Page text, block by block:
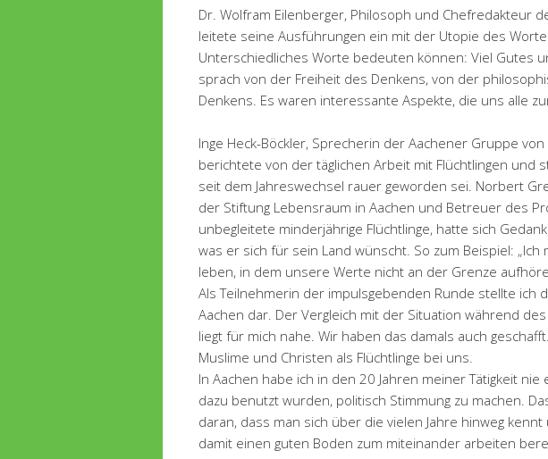
Dr. Wolfram Eilenberger, Philosoph und Chefredakteur
leitete seine Ausführungen ein mit der Utopie des
Unterschiedliches Worte bedeuten können: Viel Gutes
sprach von der Freiheit des Denkens, von der
Denkens. Es waren interessante Aspekte, die uns alle
Inge Heck-Böckler, Sprecherin der Aachener Gruppe
berichtete von der täglichen Arbeit mit Flüchtlingen und
seit dem Jahreswechsel rauer geworden sei. Norbert
der Stiftung Lebensraum in Aachen und Betreuer des
unbegleitete minderjährige Flüchtlinge, hatte sich
was er sich für sein Land wünscht. So zum Beispiel: „Ich
leben, in dem unsere Werte nicht an der Grenze
Als Teilnehmerin der impulsgebenden Runde stellte ich
Aachen dar. Der Vergleich mit der Situation während
liegt für mich nahe. Wir haben das damals auch
Muslime und Christen als Flüchtlinge bei uns.
In Aachen habe ich in den 20 Jahren meiner Tätigkeit nie
dazu benutzt wurden, politisch Stimmung zu machen.
daran, dass man sich über die vielen Jahre hinweg
damit einen guten Boden zum miteinander arbeiten